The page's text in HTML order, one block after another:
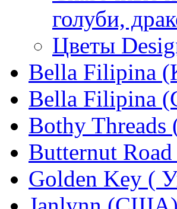
голуби,
Цветы
Bella Filipina
Bella Filipina
Bothy Threads
Butternut
Golden Key (